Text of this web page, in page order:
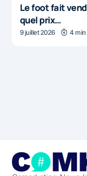
Le foot fait
quel prix…
9 juillet 2026 4 min